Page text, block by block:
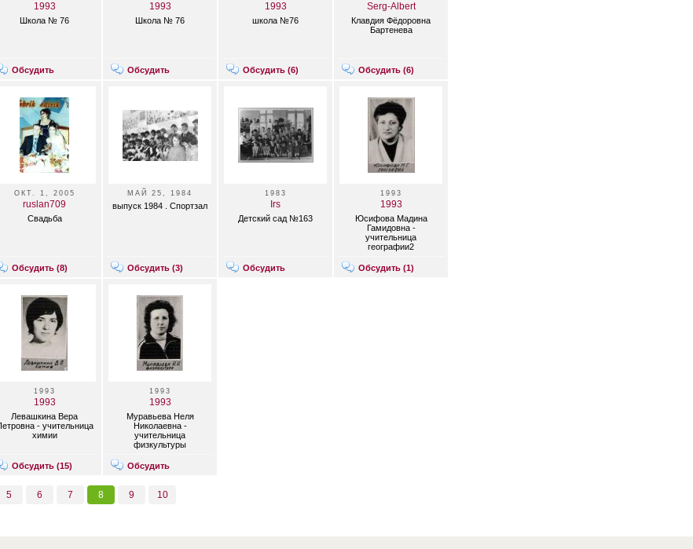
1993
Школа № 76
Обсудить
1993
Школа № 76
Обсудить
1993
школа №76
Обсудить (6)
Serg-Albert
Клавдия Фёдоровна
Бартенева
Обсудить (6)
ОКТ. 1, 2005
ruslan709
Свадьба
Обсудить (8)
МАЙ 25, 1984
выпуск 1984 . Спортзал
Обсудить (3)
1983
Irs
Детский сад №163
Обсудить
1993
1993
Юсифова Мадина
Гамидовна -
учительница
географии2
Обсудить (1)
1993
1993
Левашкина Вера
- учительница
химии
Обсудить (15)
1993
1993
Муравьева Неля
Николаевна -
учительница
физкультуры
Обсудить
5 6 7 8 9 10